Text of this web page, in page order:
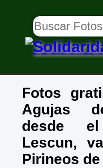
Fotos
Agujas
desde
Lescun,
Pirineos